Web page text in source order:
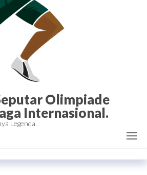
Olimpiade
Internasional.
Legenda.